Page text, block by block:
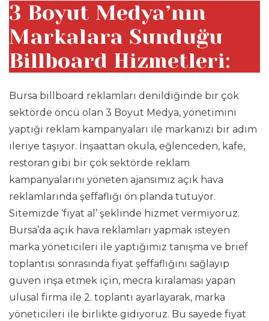
3 Boyut Medya’nın
Markalara Sunduğu
Billboard Hizmetleri:
Bursa billboard reklamları denildiğinde bir çok
sektörde öncü olan 3 Boyut Medya, yönetimini
yaptığı reklam kampanyaları ile markanızı bir adım
ileriye taşıyor. İnşaattan okula, eğlenceden, kafe,
restoran gibi bir çok sektörde reklam
kampanyalarını yöneten ajansımız açık hava
reklamlarında şeffaflığı ön planda tutuyor.
Sitemizde ‘fiyat al’ şeklinde hizmet vermiyoruz.
Bursa’da açık hava reklamları yapmak isteyen
marka yöneticileri ile yaptığımız tanışma ve brief
toplantısı sonrasında fiyat şeffaflığını sağlayıp
güven inşa etmek için, mecra kiralaması yapan
ulusal firma ile 2. toplantı ayarlayarak, marka
yöneticileri ile birlikte gidiyoruz. Bu sayede fiyat